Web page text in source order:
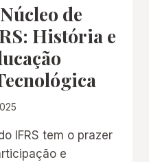
de
História e
IFRS tem o prazer
e